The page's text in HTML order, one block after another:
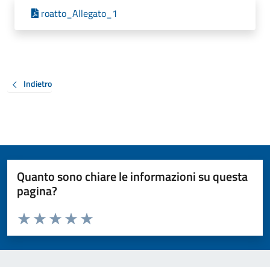
roatto_Allegato_1
Indietro
Quanto sono chiare le informazioni su questa
pagina?
Valuta da 1 a 5 stelle la pagina
Valuta 5 stelle su 5
Valuta 4 stelle su 5
Valuta 3 stelle su 5
Valuta 2 stelle su 5
Valuta 1 stelle su 5